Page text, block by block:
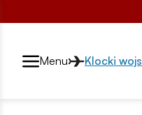
Przełącznik
Menu Klocki